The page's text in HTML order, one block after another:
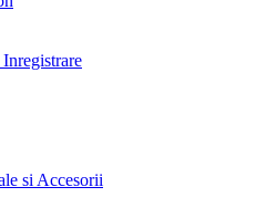
si Accesorii